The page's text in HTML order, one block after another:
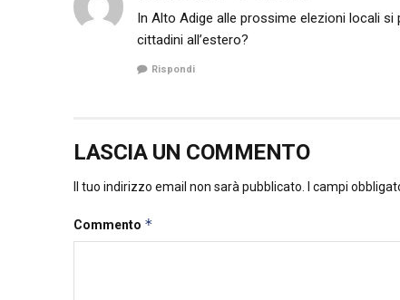
In Alto Adige alle prossime elezioni locali
cittadini all’estero?
Rispondi
LASCIA UN COMMENTO
Il tuo indirizzo email non sarà pubblicato. I campi
Commento *